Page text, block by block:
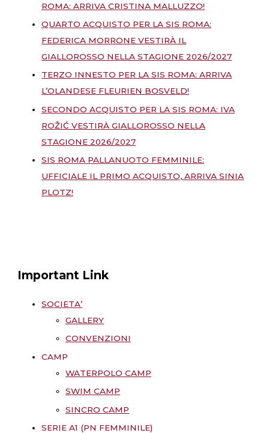
ROMA: ARRIVA CRISTINA MALLUZZO!
QUARTO ACQUISTO PER LA SIS ROMA:
FEDERICA MORRONE VESTIRÀ IL
GIALLOROSSO NELLA STAGIONE 2026/2027
TERZO INNESTO PER LA SIS ROMA: ARRIVA
L’OLANDESE FLEURIEN BOSVELD!
SECONDO ACQUISTO PER LA SIS ROMA: IVA
ROŽIĆ VESTIRÀ GIALLOROSSO NELLA
STAGIONE 2026/2027
SIS ROMA PALLANUOTO FEMMINILE:
UFFICIALE IL PRIMO ACQUISTO, ARRIVA SINIA
PLOTZ!
Important Link
SOCIETA’
GALLERY
CONVENZIONI
CAMP
WATERPOLO CAMP
SWIM CAMP
SINCRO CAMP
SERIE A1 (PN FEMMINILE)